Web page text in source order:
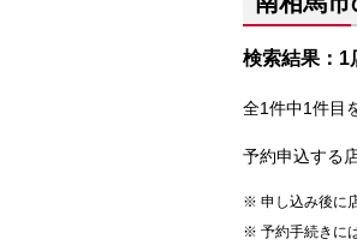
検索結果：1
全1件中1件目
予約申込する
申し込み後に
予約手続きに